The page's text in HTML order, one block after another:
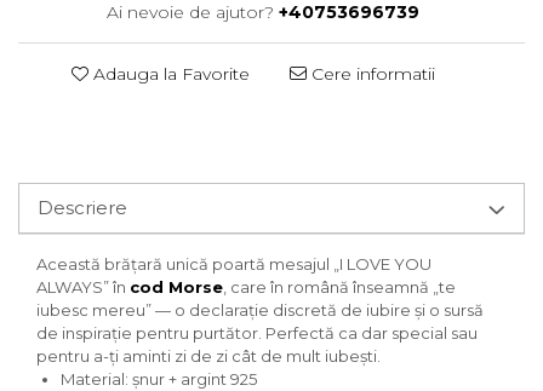
Ai nevoie de ajutor? +40753696739
Adauga la Favorite Cere informatii
Descriere
Această brățară unică poartă mesajul „I LOVE YOU
ALWAYS” în cod Morse , care în română înseamnă „te
iubesc mereu” — o declarație discretă de iubire și o sursă
de inspirație pentru purtător. Perfectă ca dar special sau
pentru a-ți aminti zi de zi cât de mult iubești.
Material: șnur + argint 925